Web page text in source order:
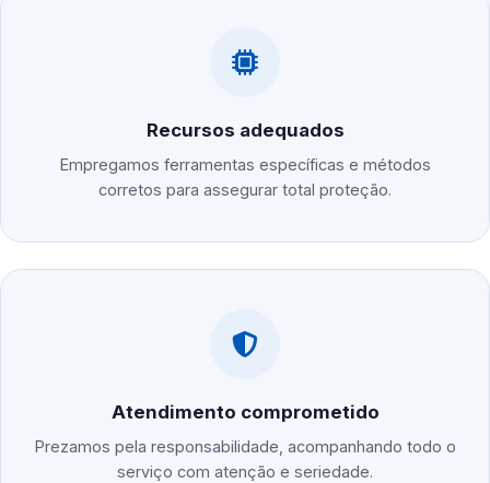
Recursos adequados
Empregamos ferramentas específicas e métodos
corretos para assegurar total proteção.
Atendimento comprometido
Prezamos pela responsabilidade, acompanhando todo o
serviço com atenção e seriedade.